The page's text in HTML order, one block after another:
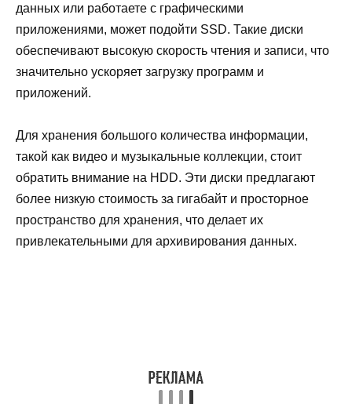
данных или работаете с графическими
приложениями, может подойти SSD. Такие диски
обеспечивают высокую скорость чтения и записи, что
значительно ускоряет загрузку программ и
приложений.
Для хранения большого количества информации,
такой как видео и музыкальные коллекции, стоит
обратить внимание на HDD. Эти диски предлагают
более низкую стоимость за гигабайт и просторное
пространство для хранения, что делает их
привлекательными для архивирования данных.